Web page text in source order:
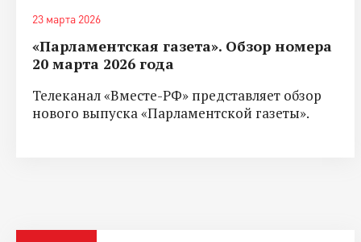
23 марта 2026
«Парламентская газета». Обзор номера
20 марта 2026 года
Телеканал «Вместе-РФ» представляет обзор
нового выпуска «Парламентской газеты».